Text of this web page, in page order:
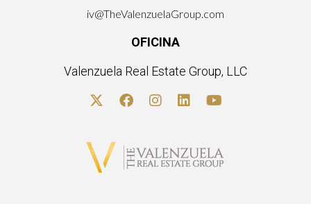
iv@TheValenzuelaGroup.com
OFICINA
Valenzuela Real Estate Group, LLC